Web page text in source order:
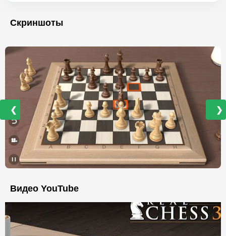
Скриншоты
❮ ❯
Видео YouTube